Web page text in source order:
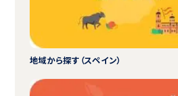
地域から探す （スペイン）